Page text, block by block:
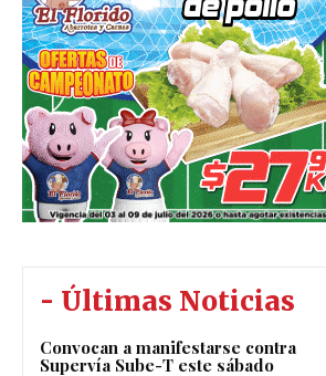
- Últimas Noticias
Convocan a manifestarse contra
Supervía Sube-T este sábado